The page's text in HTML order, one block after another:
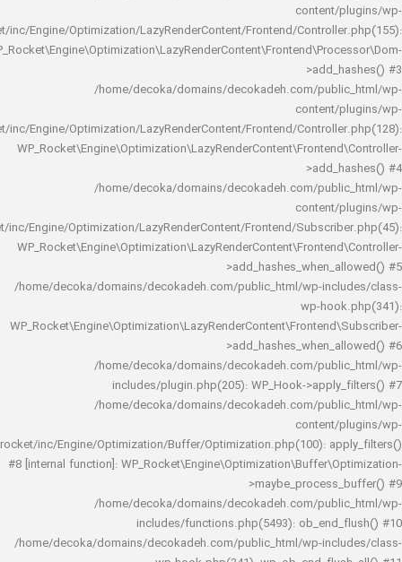
rocket/inc/Engine/Optimization/LazyRenderContent/Frontend/
/home/decoka/domains/decokadeh.com/
rocket/inc/Engine/Optimization/LazyRenderContent/Frontend/
/home/decoka/domains/decokadeh.com/
rocket/inc/Engine/Optimization/LazyRenderContent/Frontend/
/home/decoka/domains/decokadeh.com/public_html/wp-
wp-
/home/decoka/domains/decokadeh.com/
includes/plugin.php(205): WP_Hook-
/home/decoka/domains/decokadeh.com/
rocket/inc/Engine/Optimization/Buffer/Optimization.php(100):
#8 [internal function]:
/home/decoka/domains/decokadeh.com/
includes/functions.php(5493):
/home/decoka/domains/decokadeh.com/public_html/wp-